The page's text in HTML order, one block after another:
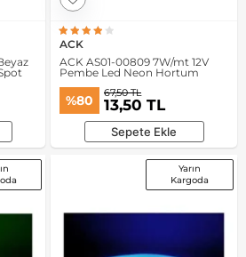
ACK
ACK AS01-00809 7W/mt 12V
Pembe Led Neon Hortum
%80 67,50 TL
13,50 TL
Sepete Ekle
Yarın
Kargoda